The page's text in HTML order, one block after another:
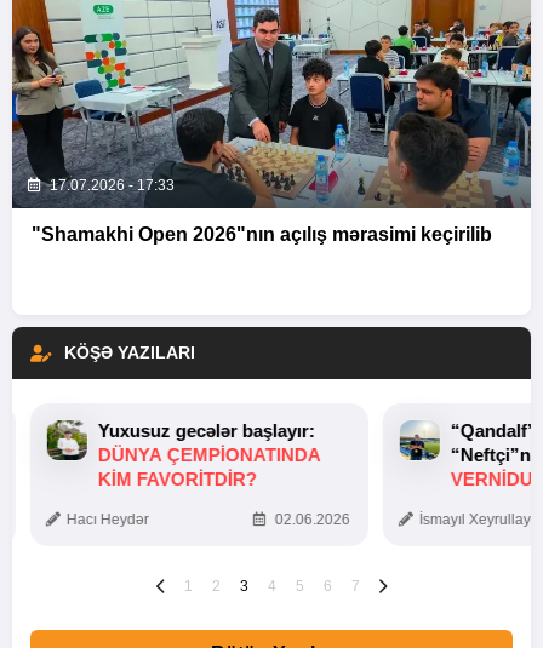
17.07.2026 - 17:33
"Shamakhi Open 2026"nın açılış mərasimi keçirilib
KÖŞƏ YAZILARI
Yuxusuz gecələr başlayır:
DÜNYA ÇEMPIONATINDA
KIM FAVORITDIR?
Hacı Heydər 02.06.2026 İsmayıl
1 2 3 4 5 6 7